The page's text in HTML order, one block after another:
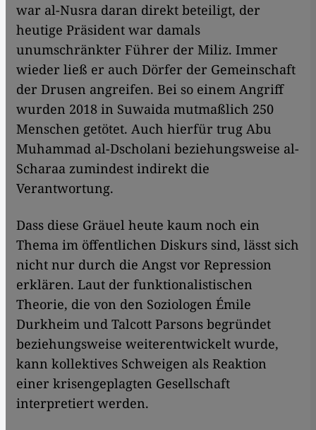
war al-Nusra daran direkt beteiligt, der
heutige Präsident war damals
unumschränkter Führer der Miliz. Immer
wieder ließ er auch Dörfer der Gemeinschaft
der Drusen angreifen. Bei so einem Angriff
wurden 2018 in Suwaida mutmaßlich 250
Menschen getötet. Auch hierfür trug Abu
Muhammad al-Dscholani beziehungsweise al-
Scharaa zumindest indirekt die
Verantwortung.
Dass diese Gräuel heute kaum noch ein
Thema im öffentlichen Diskurs sind, lässt sich
nicht nur durch die Angst vor Repression
erklären. Laut der funktionalistischen
Theorie, die von den Soziologen Émile
Durkheim und Talcott Parsons begründet
beziehungsweise weiterentwickelt wurde,
kann kollektives Schweigen als Reaktion
einer krisengeplagten Gesellschaft
interpretiert werden.